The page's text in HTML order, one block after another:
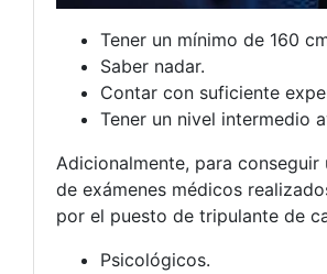
Tener un mínimo de 160
Saber nadar.
Contar con suficiente
Tener un nivel intermedio
Adicionalmente, para
de exámenes médicos
por el puesto de tripulante de
Psicológicos.